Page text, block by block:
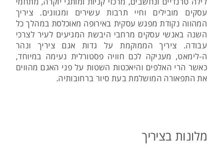
עסקים מובילים וחיי תרבות עשירים ומגוונים. ציריך
המהווה נקודת מפגש עסקית באירופה מאוכלסת במהלך כל
השנה באנשי עסקים מרחבי היבשת המגיעים לעיר לצרכי
עבודה. ציריך הממוקמת על גדות אגם ציריך ונהר
ה-לימאט, מעניקה לכם חוויה פסטורלית נעימה במיוחד,
כאשר הרי האלפים והיאכטות השטות על פני האגם מהווים
את התפאורה המושלמת בעת סיור ברחובותיה.
מלונות בציריך